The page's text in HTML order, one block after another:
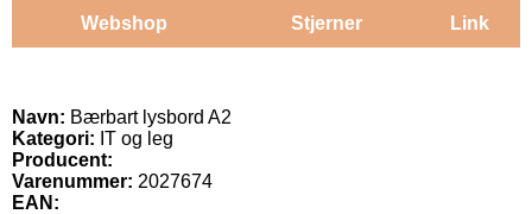
Webshop Stjerner Link
Navn: Bærbart lysbord A2
Kategori: IT og leg
Producent:
Varenummer: 2027674
EAN: